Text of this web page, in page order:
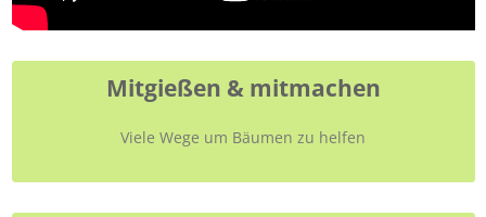
Mitgießen & mitmachen
Viele Wege um Bäumen zu helfen